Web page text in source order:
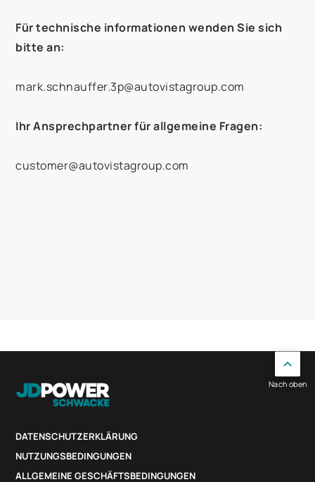
Für technische informationen wenden Sie sich
bitte an:
mark.schnauffer.3p@autovistagroup.com
Ihr Ansprechpartner für allgemeine Fragen:
customer@autovistagroup.com
DATENSCHUTZERKLÄRUNG
NUTZUNGSBEDINGUNGEN
ALLGEMEINE GESCHÄFTSBEDINGUNGEN
Nach oben